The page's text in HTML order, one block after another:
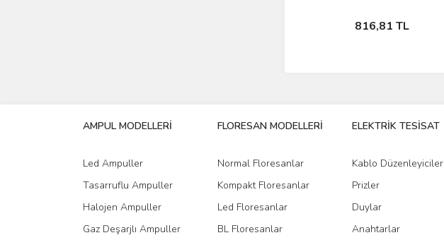
816,81 TL
Stokta Yok
AMPUL MODELLERİ
Led Ampuller
Tasarruflu Ampuller
Halojen Ampuller
Gaz Deşarjlı Ampuller
FLORESAN MODELLERİ
Normal Floresanlar
Kompakt Floresanlar
Led Floresanlar
BL Floresanlar
ELEKTRİK TESİSAT
Kablo Düzenleyiciler
Prizler
Duylar
Anahtarlar